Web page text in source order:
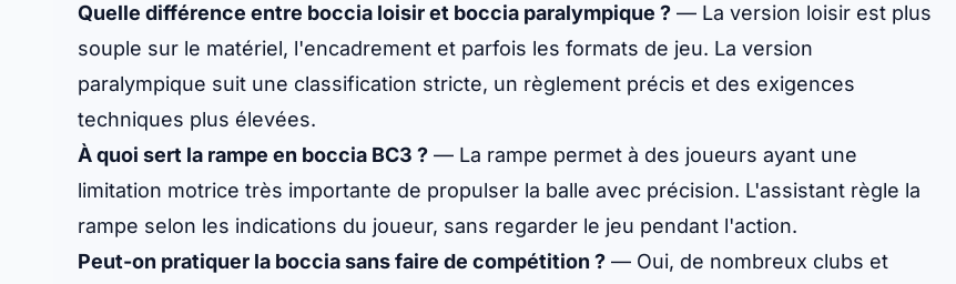
Quelle différence entre boccia loisir et boccia paralympique ? — La version loisir est plus
souple sur le matériel, l'encadrement et parfois les formats de jeu. La version
paralympique suit une classification stricte, un règlement précis et des exigences
techniques plus élevées.
À quoi sert la rampe en boccia BC3 ? — La rampe permet à des joueurs ayant une
limitation motrice très importante de propulser la balle avec précision. L'assistant règle la
rampe selon les indications du joueur, sans regarder le jeu pendant l'action.
Peut-on pratiquer la boccia sans faire de compétition ? — Oui, de nombreux clubs et